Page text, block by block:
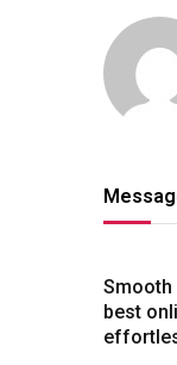
Smooth
best